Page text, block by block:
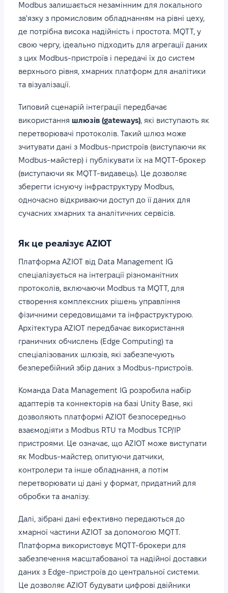
Modbus залишається незамінним для локального
зв'язку з промисловим обладнанням на рівні цеху,
де потрібна висока надійність і простота. MQTT, у
свою чергу, ідеально підходить для агрегації даних
з цих Modbus-пристроїв і передачі їх до систем
верхнього рівня, хмарних платформ для аналітики
та візуалізації.
Типовий сценарій інтеграції передбачає
використання шлюзів (gateways), які виступають як
перетворювачі протоколів. Такий шлюз може
зчитувати дані з Modbus-пристроїв (виступаючи як
Modbus-майстер) і публікувати їх на MQTT-брокер
(виступаючи як MQTT-видавець). Це дозволяє
зберегти існуючу інфраструктуру Modbus,
одночасно відкриваючи доступ до її даних для
сучасних хмарних та аналітичних сервісів.
Як це реалізує AZIOT
Платформа AZIOT від Data Management IG
спеціалізується на інтеграції різноманітних
протоколів, включаючи Modbus та MQTT, для
створення комплексних рішень управління
фізичними середовищами та інфраструктурою.
Архітектура AZIOT передбачає використання
граничних обчислень (Edge Computing) та
спеціалізованих шлюзів, які забезпечують
безперебійний збір даних з Modbus-пристроїв.
Команда Data Management IG розробила набір
адаптерів та коннекторів на базі Unity Base, які
дозволяють платформі AZIOT безпосередньо
взаємодіяти з Modbus RTU та Modbus TCP/IP
пристроями. Це означає, що AZIOT може виступати
як Modbus-майстер, опитуючи датчики,
контролери та інше обладнання, а потім
перетворювати ці дані у формат, придатний для
обробки та аналізу.
Далі, зібрані дані ефективно передаються до
хмарної частини AZIOT за допомогою MQTT.
Платформа використовує MQTT-брокери для
забезпечення масштабованої та надійної доставки
даних з Edge-пристроїв до центральної системи.
Це дозволяє AZIOT будувати цифрові двійники